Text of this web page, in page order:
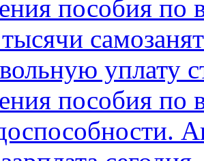
пособия по
уплату
пособия по